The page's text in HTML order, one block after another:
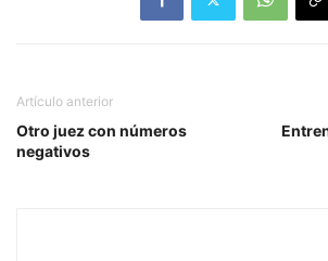
Artículo anterior
Otro juez con números
negativos